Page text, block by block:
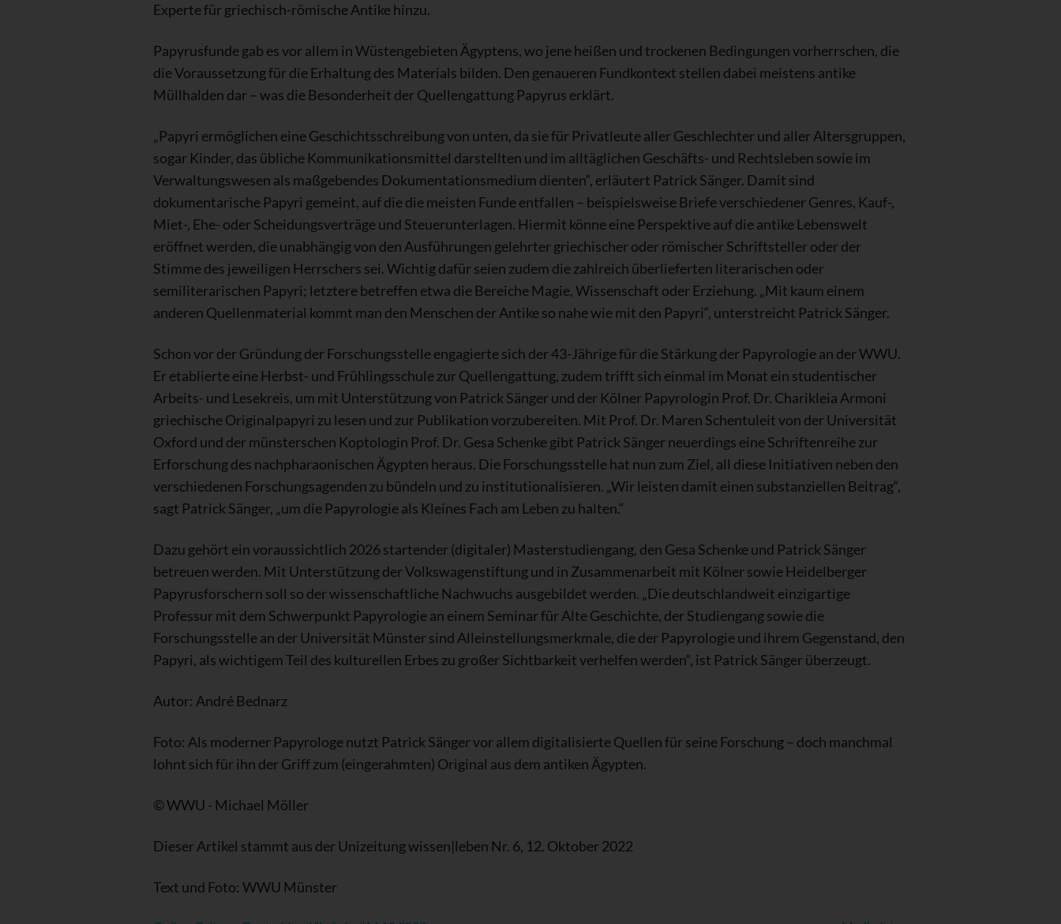
Experte für griechisch-römische Antike hinzu.
Papyrusfunde gab es vor allem in Wüstengebieten Ägyptens, wo jene heißen und trockenen Bedingungen vorherrschen, die
die Voraussetzung für die Erhaltung des Materials bilden. Den genaueren Fundkontext stellen dabei meistens antike
Müllhalden dar – was die Besonderheit der Quellengattung Papyrus erklärt.
„Papyri ermöglichen eine Geschichtsschreibung von unten, da sie für Privatleute aller Geschlechter und aller Altersgruppen,
sogar Kinder, das übliche Kommunikationsmittel darstellten und im alltäglichen Geschäfts- und Rechtsleben sowie im
Verwaltungswesen als maßgebendes Dokumentationsmedium dienten“, erläutert Patrick Sänger. Damit sind
dokumentarische Papyri gemeint, auf die die meisten Funde entfallen – beispielsweise Briefe verschiedener Genres, Kauf-,
Miet-, Ehe- oder Scheidungsverträge und Steuerunterlagen. Hiermit könne eine Perspektive auf die antike Lebenswelt
eröffnet werden, die unabhängig von den Ausführungen gelehrter griechischer oder römischer Schriftsteller oder der
Stimme des jeweiligen Herrschers sei. Wichtig dafür seien zudem die zahlreich überlieferten literarischen oder
semiliterarischen Papyri; letztere betreffen etwa die Bereiche Magie, Wissenschaft oder Erziehung. „Mit kaum einem
anderen Quellenmaterial kommt man den Menschen der Antike so nahe wie mit den Papyri“, unterstreicht Patrick Sänger.
Schon vor der Gründung der Forschungsstelle engagierte sich der 43-Jährige für die Stärkung der Papyrologie an der WWU.
Er etablierte eine Herbst- und Frühlingsschule zur Quellengattung, zudem trifft sich einmal im Monat ein studentischer
Arbeits- und Lesekreis, um mit Unterstützung von Patrick Sänger und der Kölner Papyrologin Prof. Dr. Charikleia Armoni
griechische Originalpapyri zu lesen und zur Publikation vorzubereiten. Mit Prof. Dr. Maren Schentuleit von der Universität
Oxford und der münsterschen Koptologin Prof. Dr. Gesa Schenke gibt Patrick Sänger neuerdings eine Schriftenreihe zur
Erforschung des nachpharaonischen Ägypten heraus. Die Forschungsstelle hat nun zum Ziel, all diese Initiativen neben den
verschiedenen Forschungsagenden zu bündeln und zu institutionalisieren. „Wir leisten damit einen substanziellen Beitrag“,
sagt Patrick Sänger, „um die Papyrologie als Kleines Fach am Leben zu halten.“
Dazu gehört ein voraussichtlich 2026 startender (digitaler) Masterstudiengang, den Gesa Schenke und Patrick Sänger
betreuen werden. Mit Unterstützung der Volkswagenstiftung und in Zusammenarbeit mit Kölner sowie Heidelberger
Papyrusforschern soll so der wissenschaftliche Nachwuchs ausgebildet werden. „Die deutschlandweit einzigartige
Professur mit dem Schwerpunkt Papyrologie an einem Seminar für Alte Geschichte, der Studiengang sowie die
Forschungsstelle an der Universität Münster sind Alleinstellungsmerkmale, die der Papyrologie und ihrem Gegenstand, den
Papyri, als wichtigem Teil des kulturellen Erbes zu großer Sichtbarkeit verhelfen werden“, ist Patrick Sänger überzeugt.
Autor: André Bednarz
Foto: Als moderner Papyrologe nutzt Patrick Sänger vor allem digitalisierte Quellen für seine Forschung – doch manchmal
lohnt sich für ihn der Griff zum (eingerahmten) Original aus dem antiken Ägypten.
© WWU - Michael Möller
Dieser Artikel stammt aus der Unizeitung wissen|leben Nr. 6, 12. Oktober 2022
Text und Foto: WWU Münster